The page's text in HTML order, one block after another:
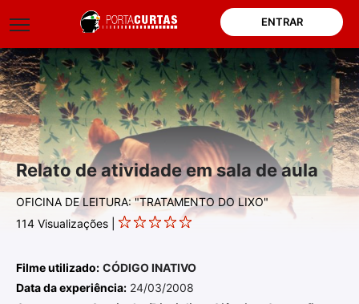
ENTRAR
Relato de atividade em sala de aula
OFICINA DE LEITURA: "TRATAMENTO DO LIXO"
114 Visualizações |
Filme utilizado: CÓDIGO INATIVO
Data da experiência: 24/03/2008